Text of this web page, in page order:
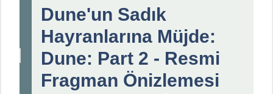
Dune'un Sadık
Hayranlarına Müjde:
Dune: Part 2 - Resmi
Fragman Önizlemesi